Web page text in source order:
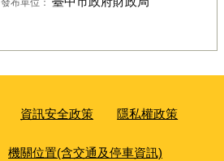
資訊安全政策 隱私權政策
機關位置(含交通及停車資訊)